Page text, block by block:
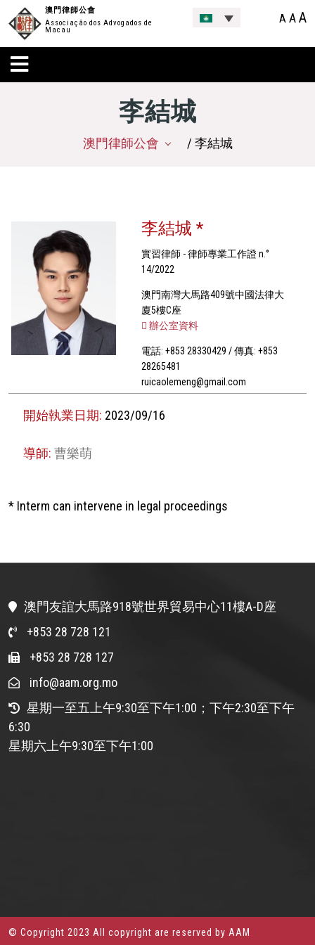
澳門律師公會
Associação dos Advogados de
Macau
A AA
李結城
澳門律師公會 / 李結城
李結城 *
實習律師 - 律師專業工作證 n.°
14/2022
澳門南灣大馬路409號中國法律大
廈5樓C座
辦公室資料
電話: +853 28330429 / 傳真: +853
28265481
ruicaolemeng@gmail.com
開始執業日期: 2023/09/16
導師:曹樂萌
* Interm can intervene in legal proceedings
澳門友誼大馬路918號世界貿易中心11樓A-D座
+853 28 728 121
+853 28 728 127
info@aam.org.mo
星期一至五上午9:30至下午1:00；下午2:30至下午
6:30
星期六上午9:30至下午1:00
© Copyright 2023 All copyright are reserved by AAM